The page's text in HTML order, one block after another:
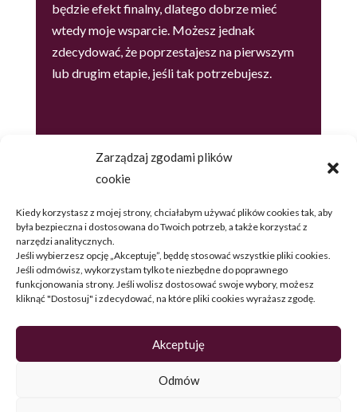
Zarządzaj zgodami plików
cookie
Kiedy korzystasz z mojej strony, chciałabym używać plików cookies tak, aby
była bezpieczna i dostosowana do Twoich potrzeb, a także korzystać z
narzędzi analitycznych.
Jeśli wybierzesz opcję „Akceptuję”, będdę stosować wszystkie pliki cookies.
Jeśli odmówisz, wykorzystam tylko te niezbędne do poprawnego
funkcjonowania strony. Jeśli wolisz dostosować swoje wybory, możesz
kliknąć "Dostosuj" i zdecydować, na które pliki cookies wyrażasz zgodę.
Akceptuję
Odmów
będzie efekt finalny, dlatego dobrze mieć
wtedy moje wsparcie. Możesz jednak
zdecydować, że poprzestajesz na pierwszym
lub drugim etapie, jeśli tak potrzebujesz.
Ciebie?
Umów konsultację